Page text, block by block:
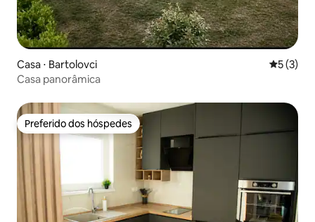
Casa ⋅ Bartolovci 5 de
5 (3)
Casa panorâmica
Preferido dos hóspedes
Preferido dos hóspedes